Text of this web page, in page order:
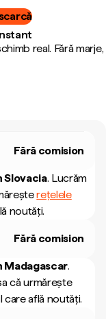
real. Fără marje,
Fără comision
Slovacia. Lucrăm
rețelele
noutăți.
Fără comision
Madagascar.
că urmărește
află noutăți.